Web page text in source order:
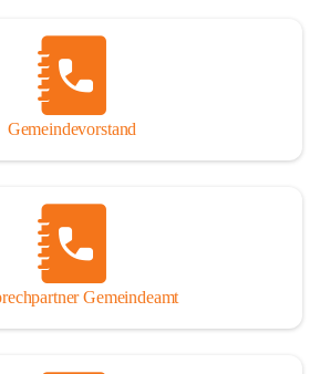
Gemeindevorstand
Gemeindeamt